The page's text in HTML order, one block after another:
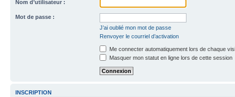
Nom d’utilisateur :
Mot de passe :
J’ai oublié mon mot de passe
Renvoyer le courriel d’activation
Me connecter automatiquement lors de chaque
Masquer mon statut en ligne lors de cette session
INSCRIPTION